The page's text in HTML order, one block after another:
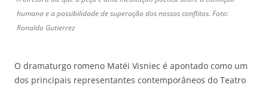
humana e a possibilidade de superação dos nossos conflitos. Foto:
Ronaldo Gutierrez
O dramaturgo romeno Matéi Visniec é apontado como um
dos principais representantes contemporâneos do Teatro